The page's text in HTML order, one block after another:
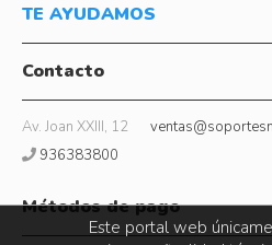
TE AYUDAMOS
Contacto
Av. Joan XXIII, 12
936383800
Métodos de pago
Este portal web